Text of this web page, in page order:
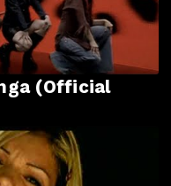
(Official